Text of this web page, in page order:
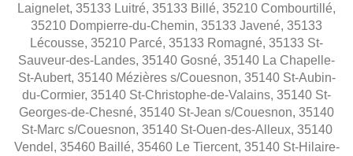
Laignelet, 35133 Luitré, 35133 Billé, 35210 Combourtillé,
35210 Dompierre-du-Chemin, 35133 Javené, 35133
Lécousse, 35210 Parcé, 35133 Romagné, 35133 St-
Sauveur-des-Landes, 35140 Gosné, 35140 La Chapelle-
St-Aubert, 35140 Mézières s/Couesnon, 35140 St-Aubin-
du-Cormier, 35140 St-Christophe-de-Valains, 35140 St-
Georges-de-Chesné, 35140 St-Jean s/Couesnon, 35140
St-Marc s/Couesnon, 35140 St-Ouen-des-Alleux, 35140
Vendel, 35460 Baillé, 35460 Le Tiercent, 35140 St-Hilaire-